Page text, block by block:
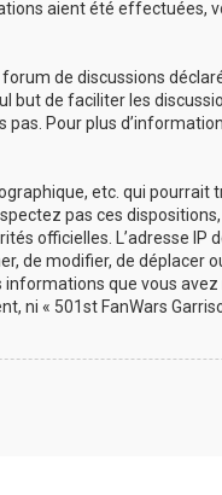
aient été effectuées,
de discussions
but de faciliter les
Pour plus
etc. qui pourrait
pas ces
officielles. L’adresse IP
de modifier, de déplacer
que vous
« 501st FanWars